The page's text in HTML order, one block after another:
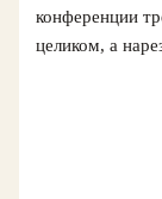
конференции
целиком, а